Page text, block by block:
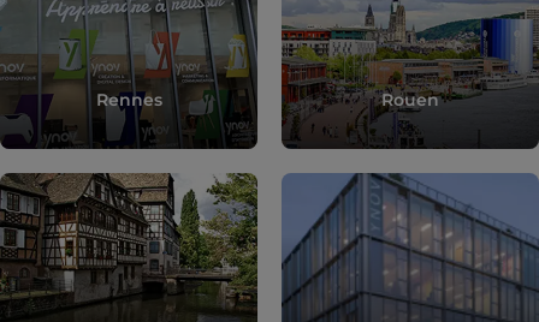
Rennes Rouen